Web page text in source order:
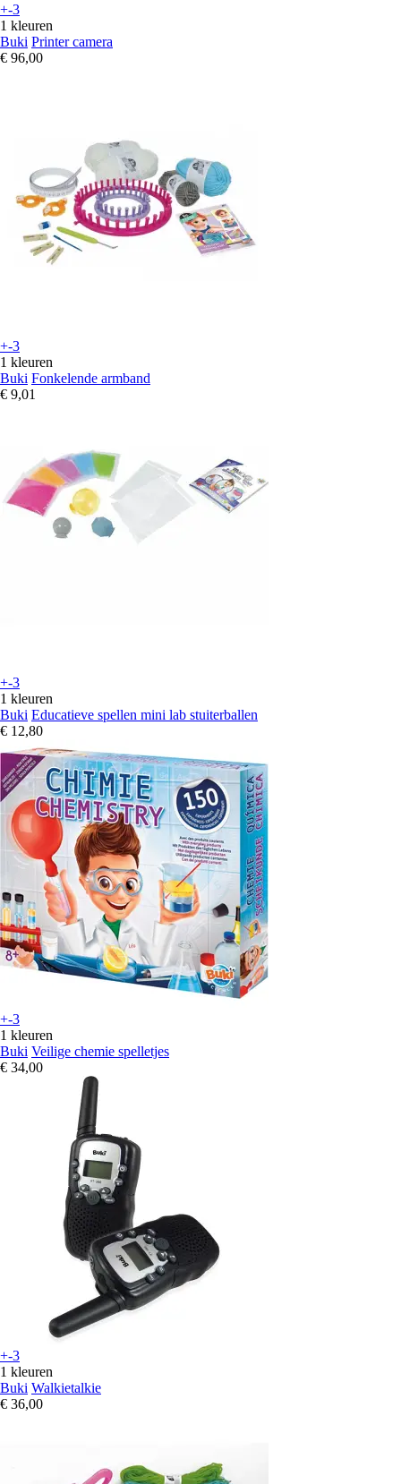
+-3
1 kleuren
Buki Printer camera
€ 96,00
+-3
1 kleuren
Buki Fonkelende armband
€ 9,01
+-3
1 kleuren
Buki Educatieve spellen mini lab stuiterballen
€ 12,80
+-3
1 kleuren
Buki Veilige chemie spelletjes
€ 34,00
+-3
1 kleuren
Buki Walkietalkie
€ 36,00